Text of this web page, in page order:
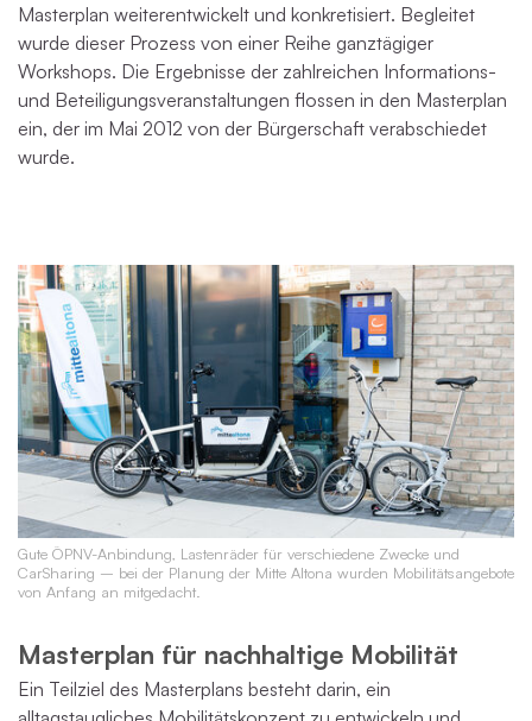
Masterplan weiterentwickelt und konkretisiert. Begleitet
wurde dieser Prozess von einer Reihe ganztägiger
Workshops. Die Ergebnisse der zahlreichen Informations-
und Beteiligungsveranstaltungen flossen in den Masterplan
ein, der im Mai 2012 von der Bürgerschaft verabschiedet
wurde.
Gute ÖPNV-Anbindung, Lastenräder für verschiedene Zwecke und
CarSharing – bei der Planung der Mitte Altona wurden Mobilitätsangebote
von Anfang an mitgedacht.
Masterplan für nachhaltige Mobilität
Ein Teilziel des Masterplans besteht darin, ein